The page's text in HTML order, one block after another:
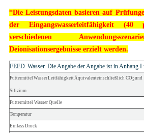
*Die Leistungsdaten basieren auf
der Eingangswasserleitfähigkeit
verschiedenen
Deionisationsergebnisse erzielt werden.
FEED Wasser Die Angabe der Angabe ist in Anhang I
Futtermittel WasserLeitfähigkeitÄquivalenteinschließlich CO2und
Silizium
Futtermittel Wasser Quelle
Temperatur
EinlassDruck